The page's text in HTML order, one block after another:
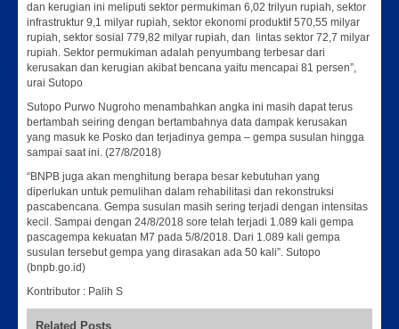
dan kerugian ini meliputi sektor permukiman 6,02 trilyun rupiah, sektor
infrastruktur 9,1 milyar rupiah, sektor ekonomi produktif 570,55 milyar
rupiah, sektor sosial 779,82 milyar rupiah, dan lintas sektor 72,7 milyar
rupiah. Sektor permukiman adalah penyumbang terbesar dari
kerusakan dan kerugian akibat bencana yaitu mencapai 81 persen”,
urai Sutopo
Sutopo Purwo Nugroho menambahkan angka ini masih dapat terus
bertambah seiring dengan bertambahnya data dampak kerusakan
yang masuk ke Posko dan terjadinya gempa – gempa susulan hingga
sampai saat ini. (27/8/2018)
“BNPB juga akan menghitung berapa besar kebutuhan yang
diperlukan untuk pemulihan dalam rehabilitasi dan rekonstruksi
pascabencana. Gempa susulan masih sering terjadi dengan intensitas
kecil. Sampai dengan 24/8/2018 sore telah terjadi 1.089 kali gempa
pascagempa kekuatan M7 pada 5/8/2018. Dari 1.089 kali gempa
susulan tersebut gempa yang dirasakan ada 50 kali”. Sutopo
(bnpb.go.id)
Kontributor : Palih S
Related Posts